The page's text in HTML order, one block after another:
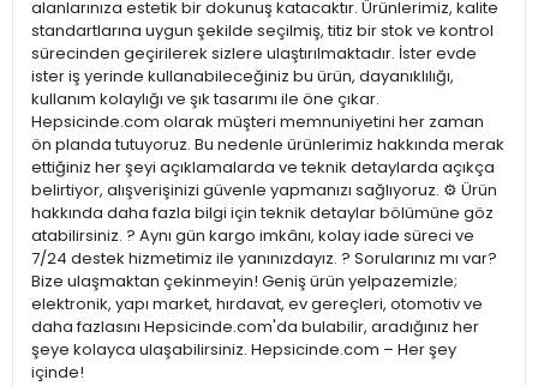
alanlarınıza estetik bir dokunuş katacaktır. Ürünlerimiz, kalite
standartlarına uygun şekilde seçilmiş, titiz bir stok ve kontrol
sürecinden geçirilerek sizlere ulaştırılmaktadır. İster evde
ister iş yerinde kullanabileceğiniz bu ürün, dayanıklılığı,
kullanım kolaylığı ve şık tasarımı ile öne çıkar.
Hepsicinde.com olarak müşteri memnuniyetini her zaman
ön planda tutuyoruz. Bu nedenle ürünlerimiz hakkında merak
ettiğiniz her şeyi açıklamalarda ve teknik detaylarda açıkça
belirtiyor, alışverişinizi güvenle yapmanızı sağlıyoruz. ⚙️ Ürün
hakkında daha fazla bilgi için teknik detaylar bölümüne göz
atabilirsiniz. ? Aynı gün kargo imkânı, kolay iade süreci ve
7/24 destek hizmetimiz ile yanınızdayız. ? Sorularınız mı var?
Bize ulaşmaktan çekinmeyin! Geniş ürün yelpazemizle;
elektronik, yapı market, hırdavat, ev gereçleri, otomotiv ve
daha fazlasını Hepsicinde.com'da bulabilir, aradığınız her
şeye kolayca ulaşabilirsiniz. Hepsicinde.com – Her şey
içinde!